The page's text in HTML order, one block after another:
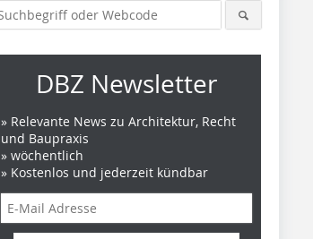
DBZ Newsletter
» Relevante News zu Architektur, Recht
und Baupraxis
» wöchentlich
» Kostenlos und jederzeit kündbar